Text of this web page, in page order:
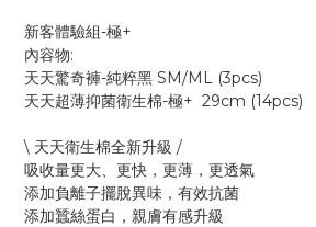
新客體驗組-極+
內容物:
天天驚奇褲-純粹黑 SM/ML (3pcs)
天天超薄抑菌衛生棉-極+  29cm (14pcs)
\ 天天衛生棉全新升級 /
吸收量更大、更快，更薄，更透氣
添加負離子擺脫異味，有效抗菌
添加蠶絲蛋白，親膚有感升級